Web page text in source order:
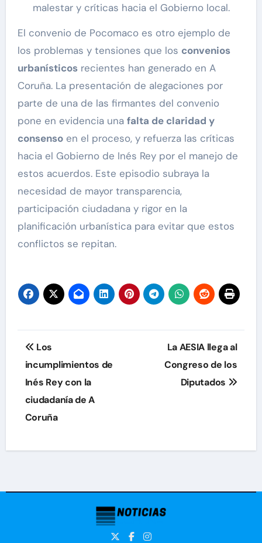
malestar y críticas hacia el Gobierno local.
El convenio de Pocomaco es otro ejemplo de
los problemas y tensiones que los convenios
urbanísticosrecientes han generado en A
Coruña. La presentación de alegaciones por
parte de una de las firmantes del convenio
pone en evidencia una falta de claridad y
consensoen el proceso, y refuerza las críticas
hacia el Gobierno de Inés Rey por el manejo de
estos acuerdos. Este episodio subraya la
necesidad de mayor transparencia,
participación ciudadana y rigor en la
planificación urbanística para evitar que estos
conflictos se repitan.
Navegación
de
entradas
Los
incumplimientos de
Inés Rey con la
ciudadanía de A
Coruña
La AESIA llega al
Congreso de los
Diputados